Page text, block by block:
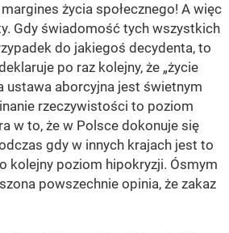
życia społecznego! A więc
Gdy świadomość tych wszystkich
do jakiegoś decydenta, to
po raz kolejny, że „życie
ustawa aborcyjna jest świetnym
rzeczywistości to poziom
w to, że w Polsce dokonuje się
gdy w innych krajach jest to
kolejny poziom hipokryzji. Ósmym
powszechnie opinia, że zakaz